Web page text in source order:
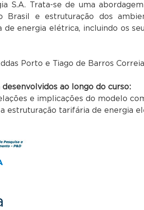
S.A. Trata-se de uma
Brasil e estruturação dos
energia elétrica, incluindo os
Porto e Tiago de Barros
ao longo do curso:
e implicações do modelo
estruturação tarifária de energia